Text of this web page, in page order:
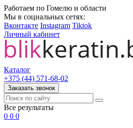
Работаем по Гомелю и области
Мы в социальных сетях:
Вконтакте Instagram Tiktok
Личный кабинет
Каталог
+375 (44) 571-68-02
Заказать звонок
Все результаты
0 0 0